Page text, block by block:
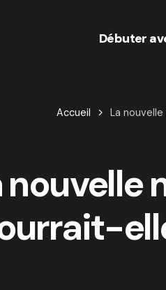
Débuter
Accueil La
nouvelle